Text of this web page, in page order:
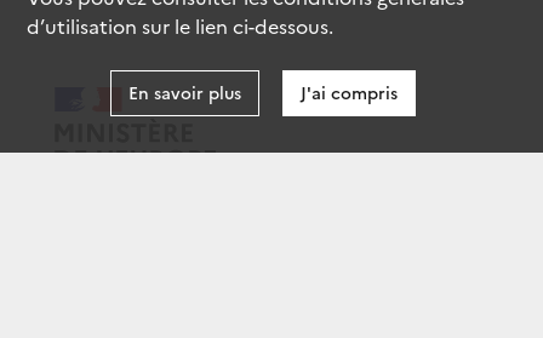
d’utilisation sur le lien ci-dessous.
En savoir plus J'ai compris